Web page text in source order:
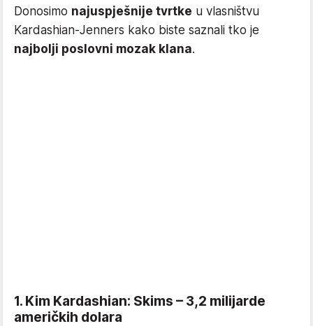
Donosimo najuspješnije tvrtke u vlasništvu
Kardashian-Jenners kako biste saznali tko je
najbolji poslovni mozak klana.
1. Kim Kardashian: Skims – 3,2 milijarde
američkih dolara